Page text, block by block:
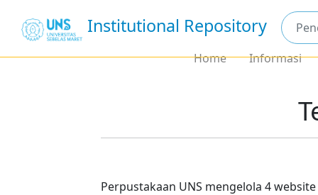
Institutional Repository
Home Informasi
Perpustakaan UNS mengelola 4